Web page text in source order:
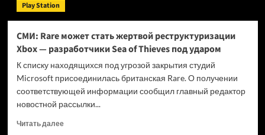
не
убивать
диски
Play Station
СМИ: Rare может стать жертвой реструктуризации
Xbox — разработчики Sea of Thieves под ударом
К списку находящихся под угрозой закрытия студий
Microsoft присоединилась британская Rare. О получении
соответствующей информации сообщил главный редактор
новостной рассылки...
Читать далееПрочитать